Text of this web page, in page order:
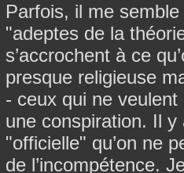
Parfois, il me
"adeptes de la
s’accrochent à ce
presque religieuse
- ceux qui ne veulent
une conspiration. Il y
"officielle" qu’on ne
de l’incompétence.